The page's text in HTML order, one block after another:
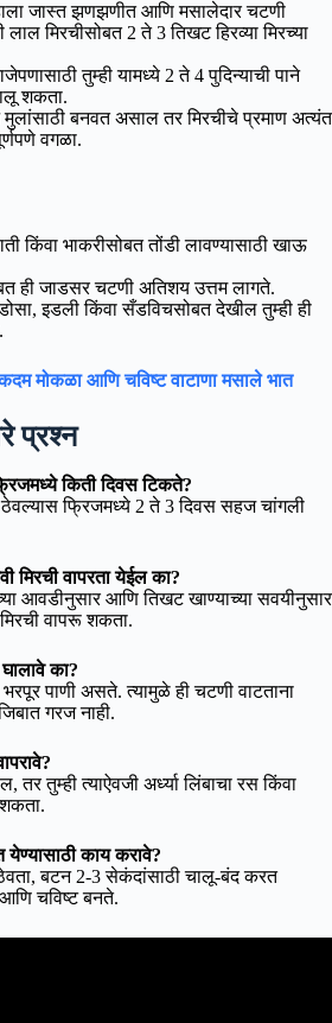
जास्त झणझणीत आणि मसालेदार चटणी
मिरचीसोबत 2 ते 3 तिखट हिरव्या मिरच्या
तुम्ही यामध्ये 2 ते 4 पुदिन्याची पाने
शकता.
बनवत असाल तर मिरचीचे प्रमाण अत्यंत
वगळा.
किंवा भाकरीसोबत तोंडी लावण्यासाठी खाऊ
ही जाडसर चटणी अतिशय उत्तम लागते.
इडली किंवा सँडविचसोबत देखील तुम्ही ही
मोकळा आणि चविष्ट वाटाणा मसाले भात
प्रश्न
किती दिवस टिकते?
ठेवल्यास फ्रिजमध्ये 2 ते 3 दिवस सहज चांगली
मिरची वापरता येईल का?
आवडीनुसार आणि तिखट खाण्याच्या सवयीनुसार
वापरू शकता.
का?
पाणी असते. त्यामुळे ही चटणी वाटताना
गरज नाही.
तुम्ही त्याऐवजी अर्ध्या लिंबाचा रस किंवा
काय करावे?
बटन 2-3 सेकंदांसाठी चालू-बंद करत
चविष्ट बनते.